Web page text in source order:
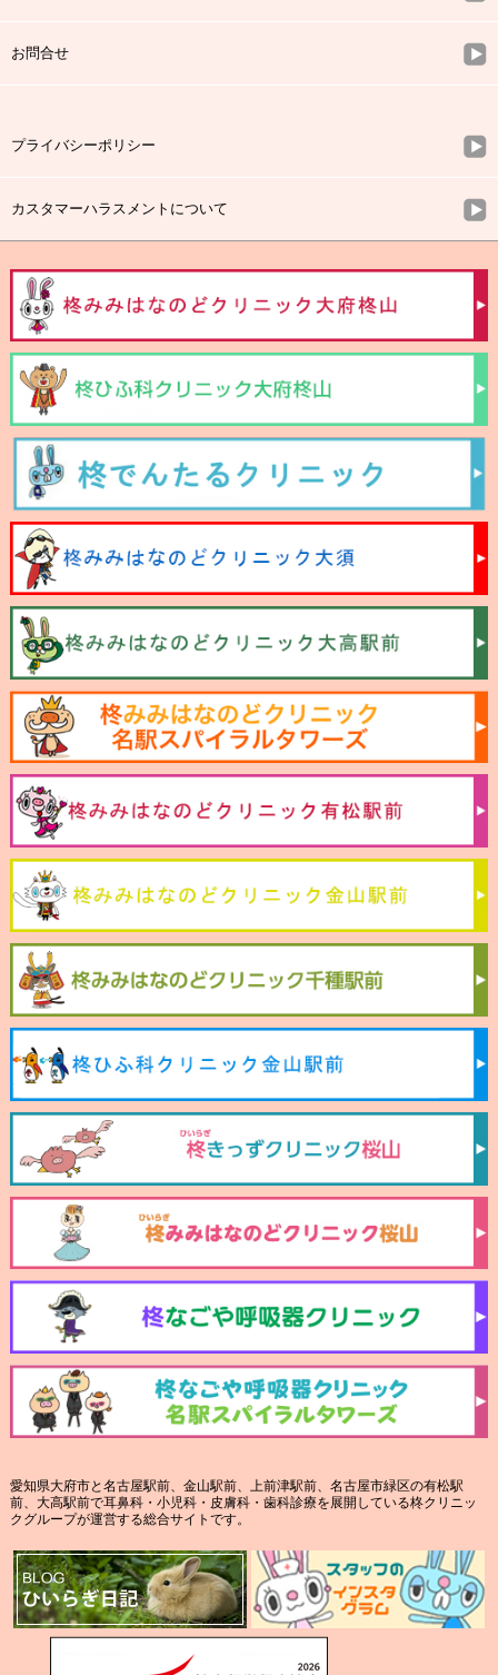
お問合せ
プライバシーポリシー
カスタマーハラスメントについて
愛知県大府市と名古屋駅前、金山駅前、上前津駅前、名古屋市緑区の有松駅
前、大高駅前で耳鼻科・小児科・皮膚科・歯科診療を展開している柊クリニッ
クグループが運営する総合サイトです。